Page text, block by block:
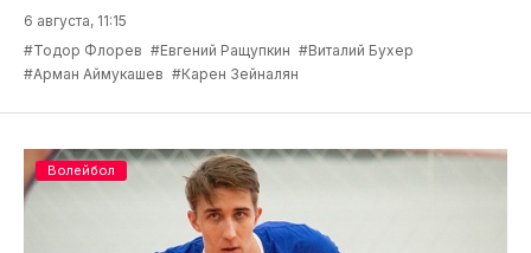
6 августа, 11:15
#Тодор Флорев #Евгений Ращупкин #Виталий Бухер
#Арман Аймукашев #Карен Зейналян
Волейбол